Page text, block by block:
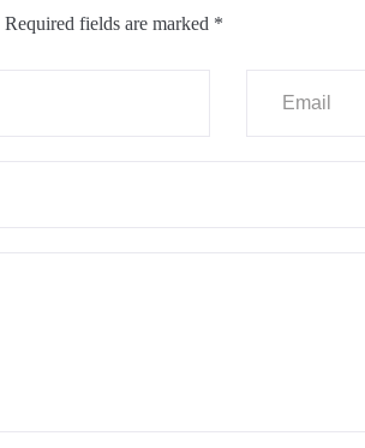
Required fields are marked *